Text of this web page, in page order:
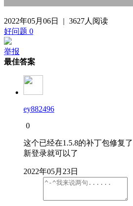
2022年05月06日 | 3627人阅读
好问题 0
举报
最佳答案
ey882496
0
这个已经在1.5.8的补丁包修复
新登录就可以了
2022年05月23日